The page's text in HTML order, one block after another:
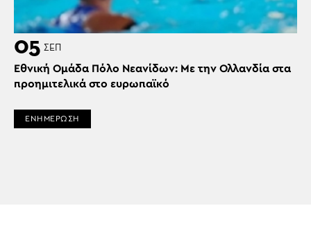
05 ΣΕΠ
Εθνική Ομάδα Πόλο Νεανίδων: Με την Ολλανδία στα
προημιτελικά στο ευρωπαϊκό
ΕΝΗΜΕΡΩΣΗ